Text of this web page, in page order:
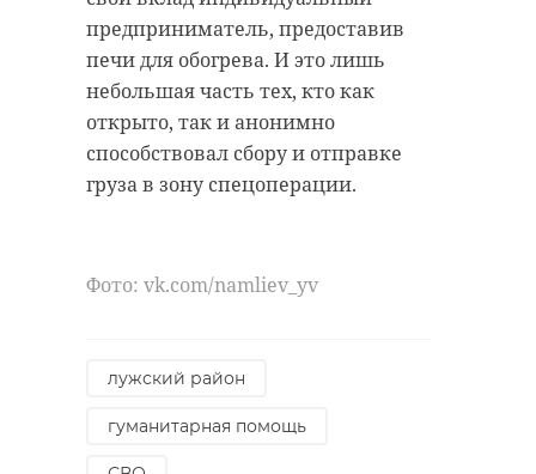
предприниматель, предоставив
печи для обогрева. И это лишь
небольшая часть тех, кто как
открыто, так и анонимно
способствовал сбору и отправке
груза в зону спецоперации.
Фото: vk.com/namliev_yv
лужский район
гуманитарная помощь